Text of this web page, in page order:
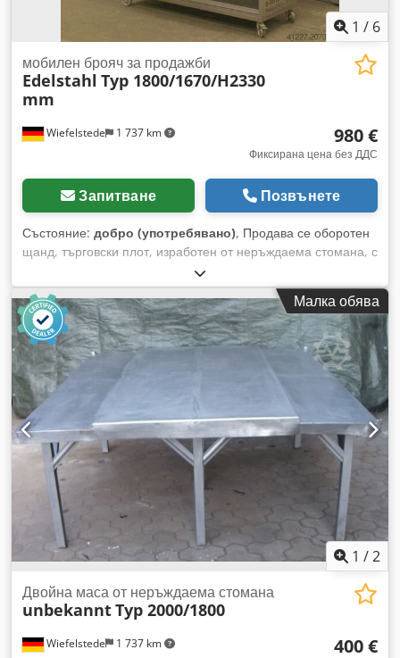
1 / 6
Wiefelstede 1 737 km
мобилен брояч за продажби
Edelstahl Typ 1800/1670/H2330
mm
980 €
Фиксирана цена без ДДС
Запитване Позвънете
Състояние: добро (употребявано), Продава се оборотен
щанд, търговски плот, изработен от неръждаема стомана, с
вграден шкаф и работна маса. - Чекмеджета: 2 бр. -
Размери на масата: 700/1600/В830 мм Dsdpfx Ajb Uhnisc
Aock - Размери на покрива: 1800/1670/В2330 мм -
Изпълнение: стабилна конструкция - Транспортни размери:
2060/730/В870 мм - Тегло: 120 кг
Малка обява
1 /2
Wiefelstede 1 737 km
Двойна маса от неръждаема стомана
unbekanntTyp 2000/1800
400 €